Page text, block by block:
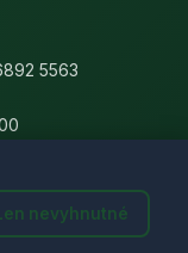
Len nevyhnutné
5563